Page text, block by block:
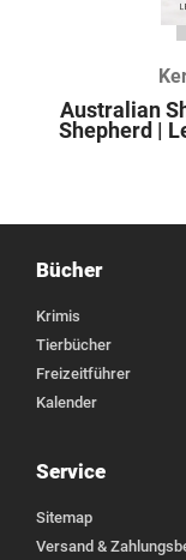
Australian
Shepherd |
Bücher
Krimis
Tierbücher
Freizeitführer
Kalender
Service
Sitemap
Versand &